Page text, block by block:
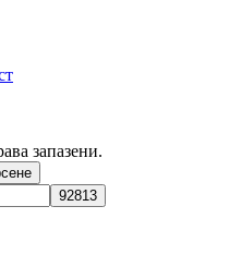
запазени.